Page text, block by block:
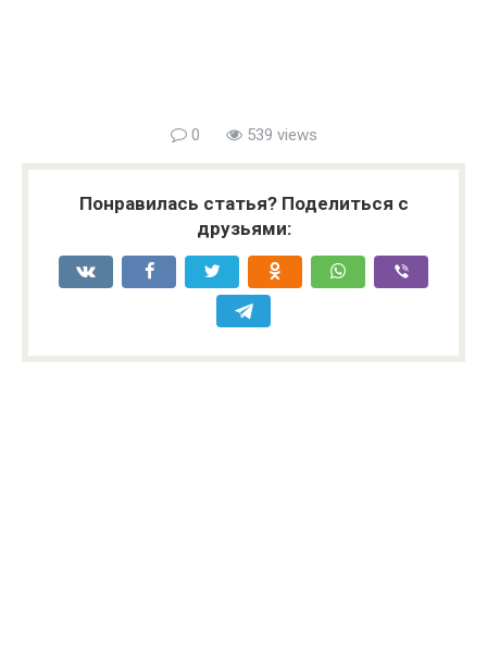
0 539 views
Понравилась статья? Поделиться с
друзьями: